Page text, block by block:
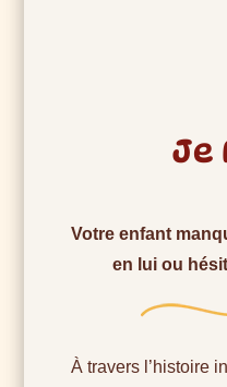
Je
Votre enfant
en lui ou
À travers l’histoire